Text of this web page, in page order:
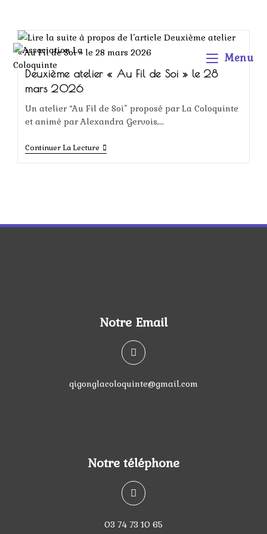
Menu
Deuxième atelier « Au Fil de Soi » le 28
mars 2026
Un atelier “Au Fil de Soi” proposé par La Coloquinte
et animé par Alexandra Gervois,…
Continuer La Lecture
Notre Email
qigonglacoloquinte@gmail.com
Notre téléphone
03 74 73 10 65